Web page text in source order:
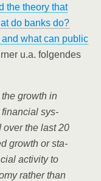
the theo­ry that
do banks do?
what can public
u.a. fol­gen­des
growth in
finan­cial sys­
over the last 20
growth or sta­
acti­vi­ty to
rather than